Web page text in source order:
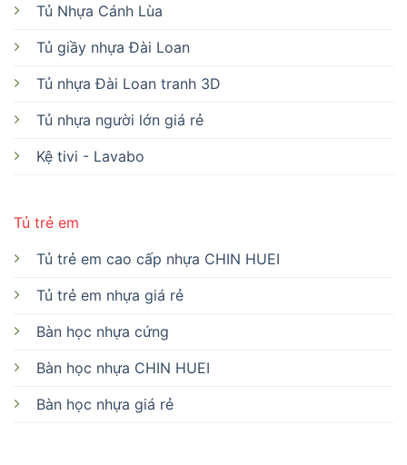
Tủ Nhựa Cánh Lùa
Tủ giầy nhựa Đài Loan
Tủ nhựa Đài Loan tranh 3D
Tủ nhựa người lớn giá rẻ
Kệ tivi - Lavabo
Tủ trẻ em
Tủ trẻ em cao cấp nhựa CHIN HUEI
Tủ trẻ em nhựa giá rẻ
Bàn học nhựa cứng
Bàn học nhựa CHIN HUEI
Bàn học nhựa giá rẻ